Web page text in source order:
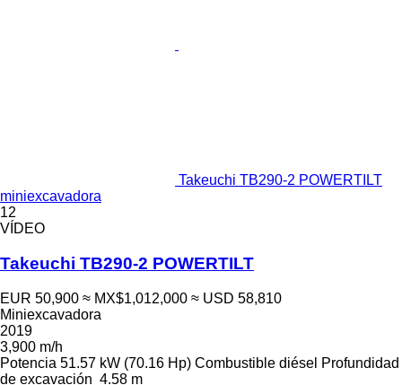
Takeuchi TB290-2 POWERTILT
miniexcavadora
12
VÍDEO
Takeuchi TB290-2 POWERTILT
EUR 50,900 ≈ MX$1,012,000 ≈ USD 58,810
Miniexcavadora
2019
3,900 m/h
Potencia 51.57 kW (70.16 Hp) Combustible diésel Profundidad
de excavación 4.58 m